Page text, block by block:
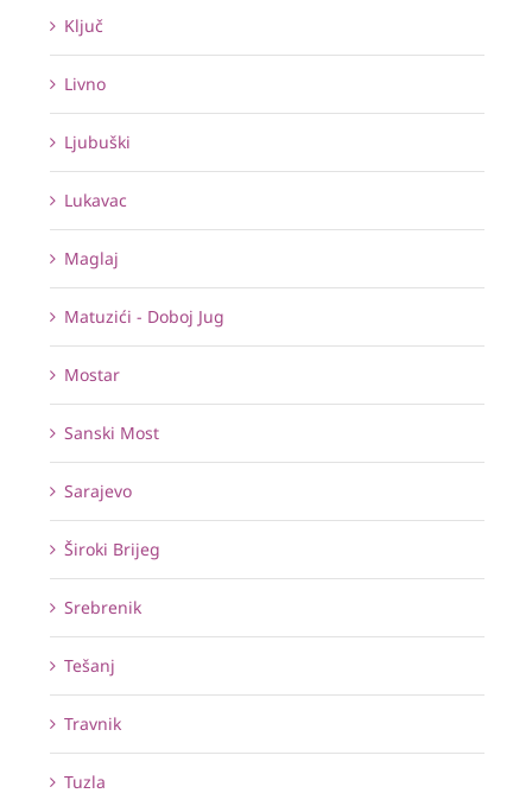
Ključ
Livno
Ljubuški
Lukavac
Maglaj
Matuzići - Doboj Jug
Mostar
Sanski Most
Sarajevo
Široki Brijeg
Srebrenik
Tešanj
Travnik
Tuzla